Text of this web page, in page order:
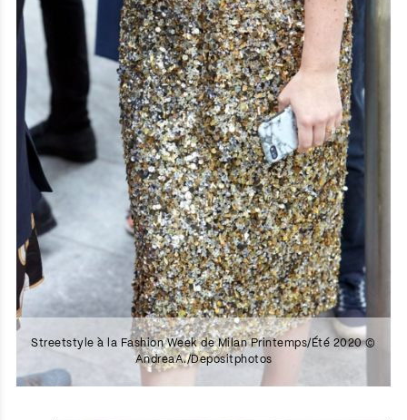
Streetstyle à la Fashion Week de Milan Printemps/Été 2020 ©
AndreaA./Depositphotos